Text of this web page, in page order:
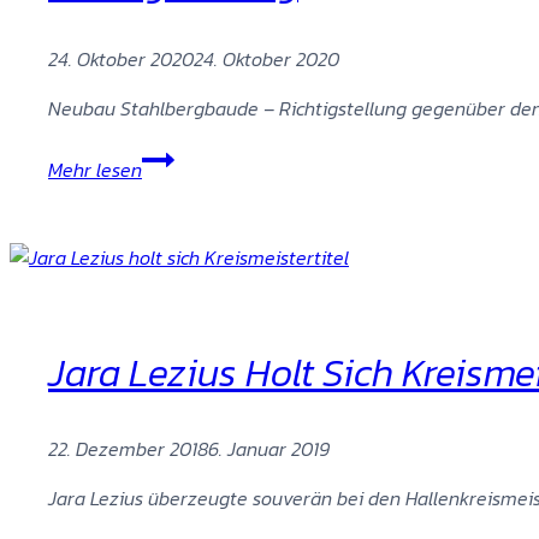
24. Oktober 202024. Oktober 2020
Neubau Stahlbergbaude – Richtigstellung
Mehr lesenRichtigstellung
Jara Lezius Holt Sich
22. Dezember 20186. Januar 2019
Jara Lezius überzeugte souverän bei den